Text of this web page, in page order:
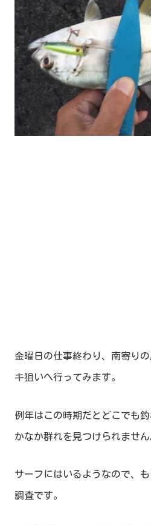
金曜日の仕事終わり、南寄り
キ狙いへ行ってみます。
例年はこの時期だとどこでも
かなか群れを見つけられません
サーフにはいるようなので、
調査です。